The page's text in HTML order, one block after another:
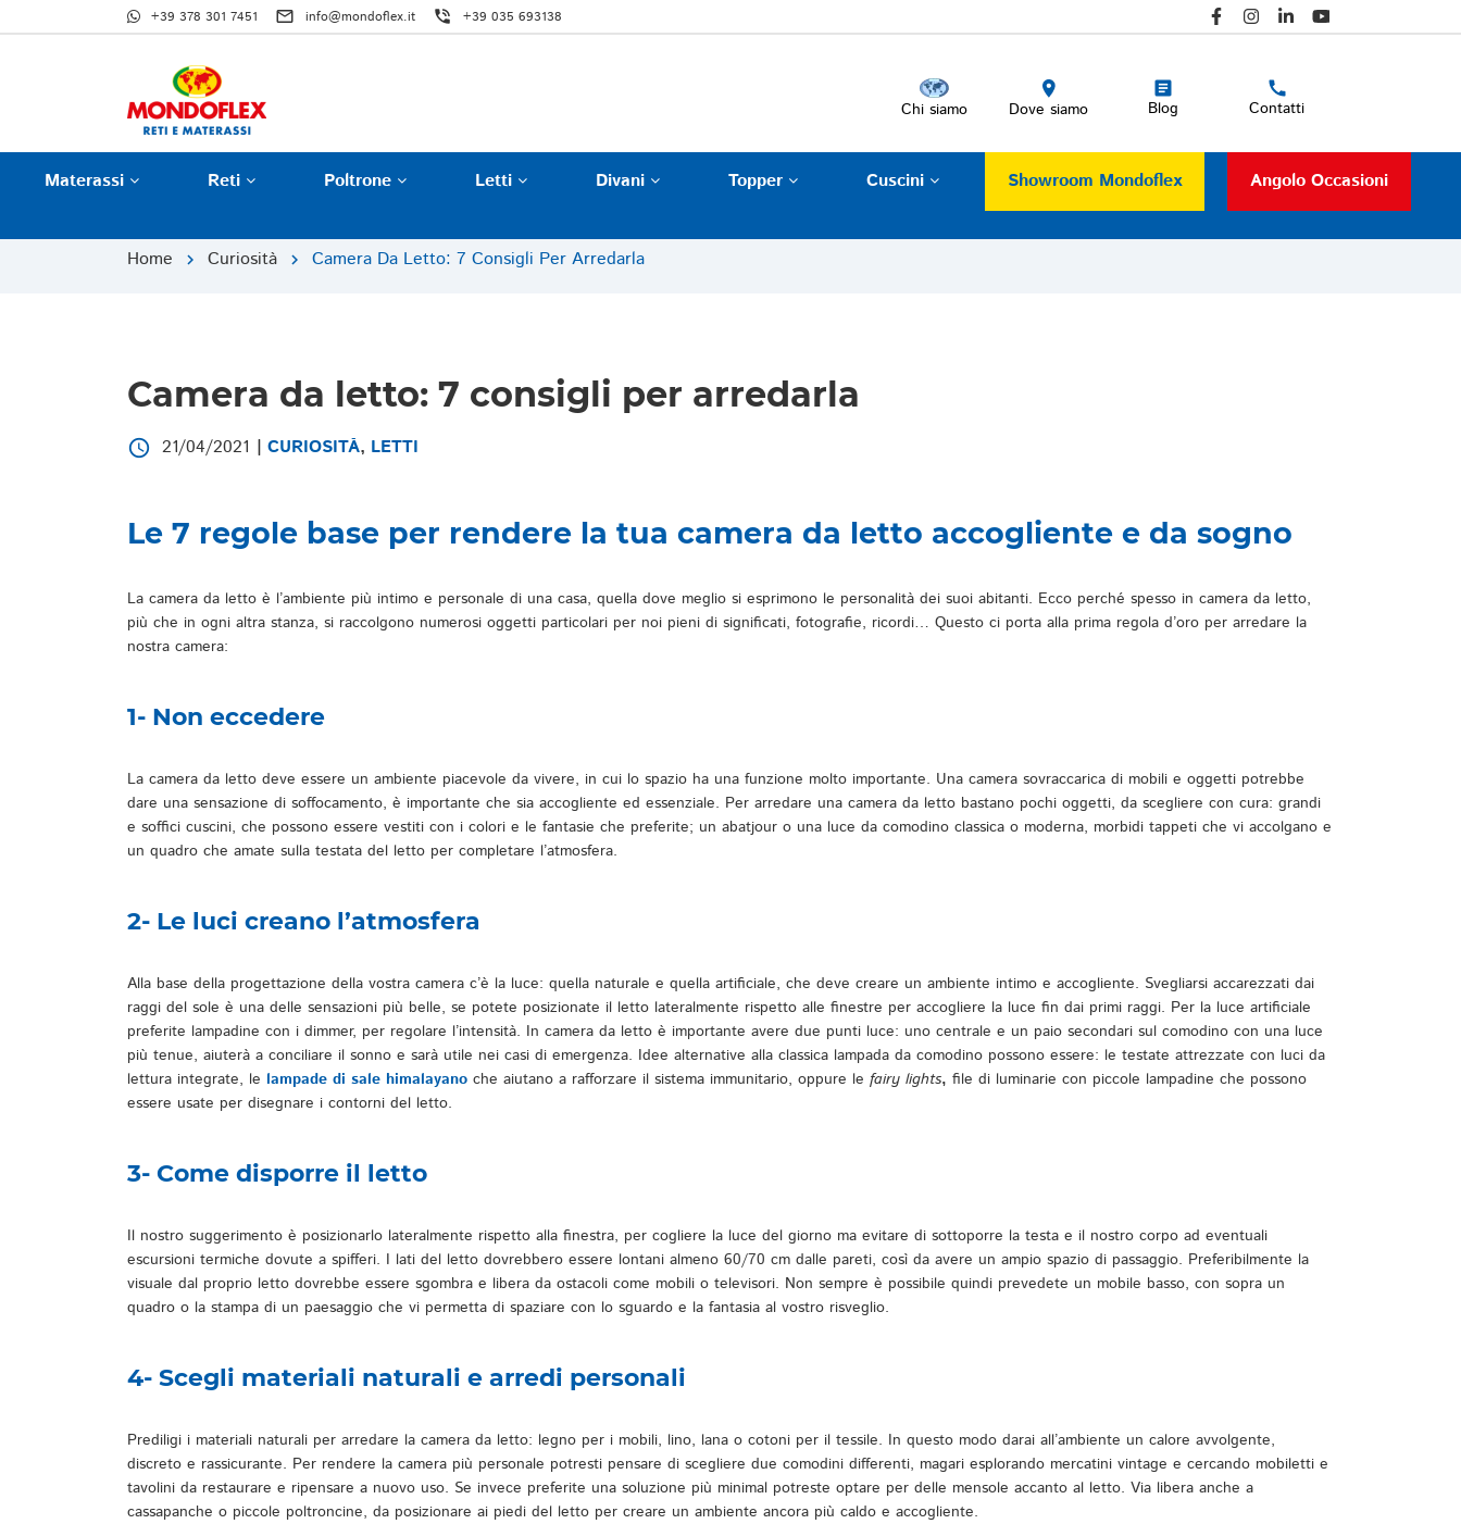
+39 378 301 7451 mail_outline info@mondoflex.it phone_in_talk +39 035 693138
Chi siamo Dove siamo Blog Contatti
Materassi Reti Poltrone Letti Divani Topper Cuscini Showroom Mondoflex Angolo Occasioni
Home chevron_right Curiosità chevron_right Camera Da Letto: 7 Consigli Per Arredarla
Camera da letto: 7 consigli per arredarla
access_time 21/04/2021 | CURIOSITÀ, LETTI
Le 7 regole base per rendere la tua camera da letto accogliente e da sogno
La camera da letto è l’ambiente più intimo e personale di una casa, quella dove meglio si esprimono le personalità dei suoi abitanti. Ecco perché spesso in camera da letto,
più che in ogni altra stanza, si raccolgono numerosi oggetti particolari per noi pieni di significati, fotografie, ricordi… Questo ci porta alla prima regola d’oro per arredare la
nostra camera:
1- Non eccedere
La camera da letto deve essere un ambiente piacevole da vivere, in cui lo spazio ha una funzione molto importante. Una camera sovraccarica di mobili e oggetti potrebbe
dare una sensazione di soffocamento, è importante che sia accogliente ed essenziale. Per arredare una camera da letto bastano pochi oggetti, da scegliere con cura: grandi
e soffici cuscini, che possono essere vestiti con i colori e le fantasie che preferite; un abatjour o una luce da comodino classica o moderna, morbidi tappeti che vi accolgano e
un quadro che amate sulla testata del letto per completare l’atmosfera.
2- Le luci creano l’atmosfera
Alla base della progettazione della vostra camera c’è la luce: quella naturale e quella artificiale, che deve creare un ambiente intimo e accogliente. Svegliarsi accarezzati dai
raggi del sole è una delle sensazioni più belle, se potete posizionate il letto lateralmente rispetto alle finestre per accogliere la luce fin dai primi raggi. Per la luce artificiale
preferite lampadine con i dimmer, per regolare l’intensità. In camera da letto è importante avere due punti luce: uno centrale e un paio secondari sul comodino con una luce
più tenue, aiuterà a conciliare il sonno e sarà utile nei casi di emergenza. Idee alternative alla classica lampada da comodino possono essere: le testate attrezzate con luci da
lettura integrate, le lampade di sale himalayano che aiutano a rafforzare il sistema immunitario, oppure le fairy lights, file di luminarie con piccole lampadine che possono
essere usate per disegnare i contorni del letto.
3- Come disporre il letto
Il nostro suggerimento è posizionarlo lateralmente rispetto alla finestra, per cogliere la luce del giorno ma evitare di sottoporre la testa e il nostro corpo ad eventuali
escursioni termiche dovute a spifferi. I lati del letto dovrebbero essere lontani almeno 60/70 cm dalle pareti, così da avere un ampio spazio di passaggio. Preferibilmente la
visuale dal proprio letto dovrebbe essere sgombra e libera da ostacoli come mobili o televisori. Non sempre è possibile quindi prevedete un mobile basso, con sopra un
quadro o la stampa di un paesaggio che vi permetta di spaziare con lo sguardo e la fantasia al vostro risveglio.
4- Scegli materiali naturali e arredi personali
Prediligi i materiali naturali per arredare la camera da letto: legno per i mobili, lino, lana o cotoni per il tessile. In questo modo darai all’ambiente un calore avvolgente,
discreto e rassicurante. Per rendere la camera più personale potresti pensare di scegliere due comodini differenti, magari esplorando mercatini vintage e cercando mobiletti e
tavolini da restaurare e ripensare a nuovo uso. Se invece preferite una soluzione più minimal potreste optare per delle mensole accanto al letto. Via libera anche a
cassapanche o piccole poltroncine, da posizionare ai piedi del letto per creare un ambiente ancora più caldo e accogliente.